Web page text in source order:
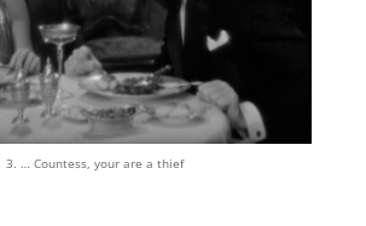
3. … Countess, your are a thief